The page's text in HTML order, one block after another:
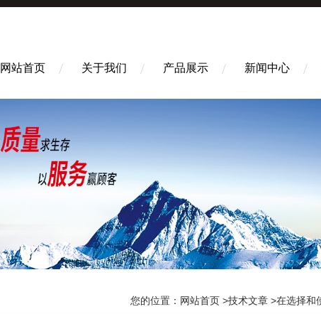
网站首页 关于我们 产品展示 新闻中心
您的位置： 网站首页 >技术文章 >在选择和